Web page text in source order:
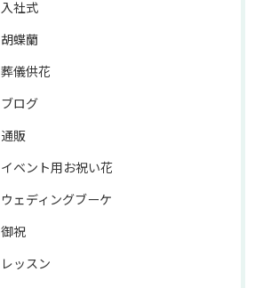
入社式
胡蝶蘭
葬儀供花
ブログ
通販
イベント用お祝い花
ウェディングブーケ
御祝
レッスン